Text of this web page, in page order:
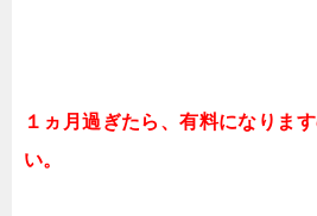
１ヵ月過ぎたら、有料になりま
い。